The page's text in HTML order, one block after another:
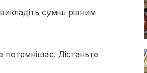
суміш рівним
Дістаньте